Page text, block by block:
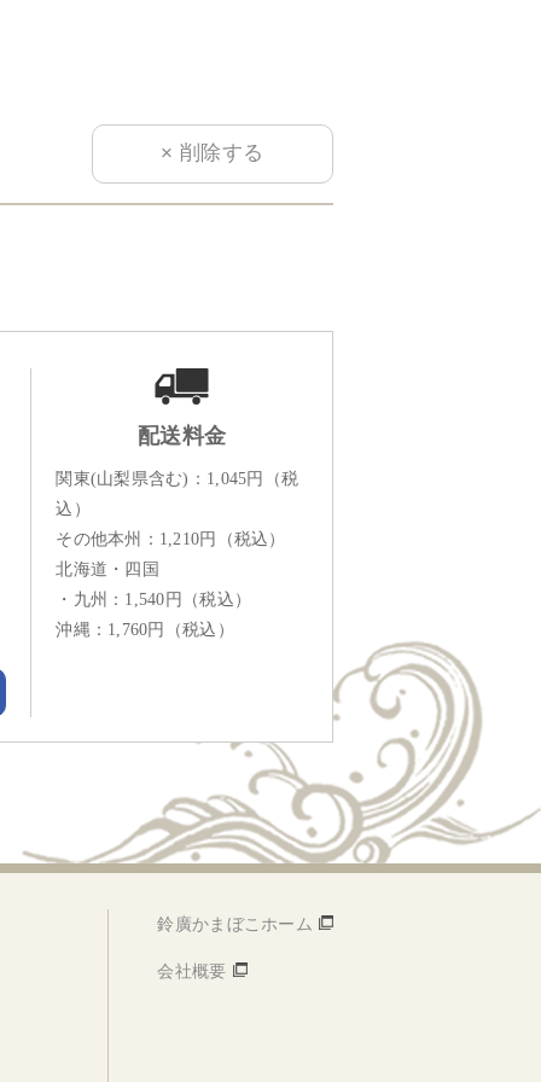
配送料金
関東(山梨県含む)：1,045円（税
込）
その他本州：1,210円（税込）
北海道・四国
・九州：1,540円（税込）
沖縄：1,760円（税込）
鈴廣かまぼこホーム
会社概要